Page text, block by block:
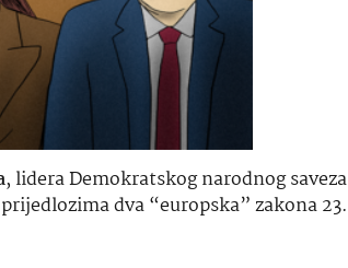
, lidera Demokratskog narodnog saveza
dva “europska” zakona 23.